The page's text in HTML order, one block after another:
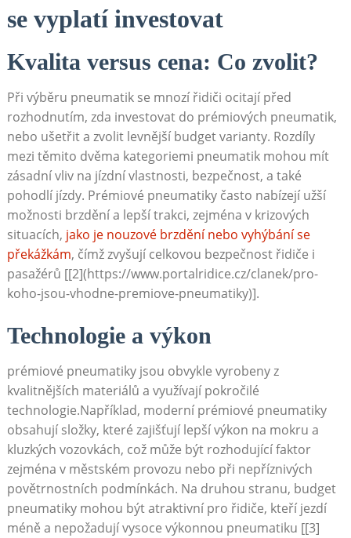
se vyplatí investovat
Kvalita versus cena:⁤ Co zvolit?
Při výběru⁢ pneumatik ‍se ⁣mnozí řidiči ocitají ⁣před
rozhodnutím, zda ⁤investovat⁢ do prémiových pneumatik,
nebo ušetřit a zvolit levnější budget varianty. Rozdíly
‌mezi ‌těmito dvěma kategoriemi pneumatik mohou mít
zásadní vliv na jízdní vlastnosti, bezpečnost,⁣ a také
pohodlí jízdy. Prémiové pneumatiky často nabízejí užší
možnosti‍ brzdění a lepší trakci, zejména ​v krizových
situacích, jako je nouzové‌ brzdění ‍nebo vyhýbání se
překážkám, čímž zvyšují celkovou bezpečnost řidiče i
pasažérů [[2](https://www.portalridice.cz/clanek/pro-
koho-jsou-vhodne-premiove-pneumatiky)].
Technologie a ‌výkon
prémiové pneumatiky⁣ jsou obvykle vyrobeny⁣ z
kvalitnějších materiálů a využívají pokročilé
technologie.Například, moderní prémiové pneumatiky
‍obsahují složky, které zajišťují lepší výkon na mokru ⁢a‍
kluzkých vozovkách,‍ což‌ může být rozhodující faktor
zejména v městském provozu nebo při nepříznivých
‌povětrnostních podmínkách. ⁣Na druhou‌ stranu, budget
pneumatiky mohou být atraktivní pro řidiče, kteří jezdí
méně a ‍nepožadují vysoce výkonnou pneumatiku [[3]